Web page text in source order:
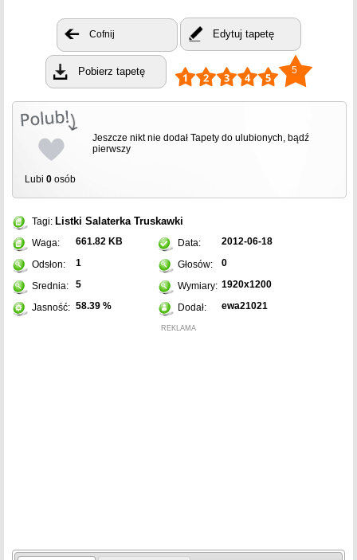
Cofnij Edytuj tapetę
Pobierz tapetę 5
Lubi 0 osób
Jeszcze nikt nie dodał Tapety do ulubionych, bądź
pierwszy
Tagi: Listki Salaterka Truskawki
Waga: 661.82 KB Data: 2012-06-18
Odsłon: 1 Głosów: 0
Srednia: 5 Wymiary: 1920x1200
Jasność: 58.39 % Dodał: ewa21021
REKLAMA